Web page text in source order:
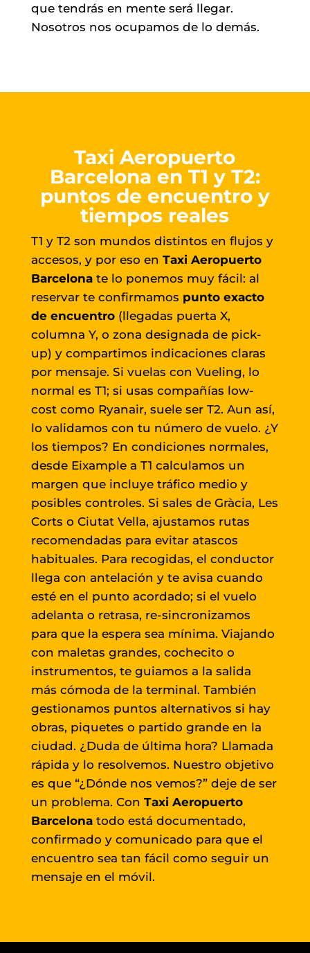
que tendrás en mente será llegar.
Nosotros nos ocupamos de lo demás.
Taxi Aeropuerto
Barcelona en T1 y T2:
puntos de encuentro y
tiempos reales
T1 y T2 son mundos distintos en flujos y
accesos, y por eso en Taxi Aeropuerto
Barcelonate lo ponemos muy fácil: al
reservar te confirmamos punto exacto
de encuentro(llegadas puerta X,
columna Y, o zona designada de pick-
up) y compartimos indicaciones claras
por mensaje. Si vuelas con Vueling, lo
normal es T1; si usas compañías low-
cost como Ryanair, suele ser T2. Aun así,
lo validamos con tu número de vuelo. ¿Y
los tiempos? En condiciones normales,
desde Eixample a T1 calculamos un
margen que incluye tráfico medio y
posibles controles. Si sales de Gràcia, Les
Corts o Ciutat Vella, ajustamos rutas
recomendadas para evitar atascos
habituales. Para recogidas, el conductor
llega con antelación y te avisa cuando
esté en el punto acordado; si el vuelo
adelanta o retrasa, re-sincronizamos
para que la espera sea mínima. Viajando
con maletas grandes, cochecito o
instrumentos, te guiamos a la salida
más cómoda de la terminal. También
gestionamos puntos alternativos si hay
obras, piquetes o partido grande en la
ciudad. ¿Duda de última hora? Llamada
rápida y lo resolvemos. Nuestro objetivo
es que “¿Dónde nos vemos?” deje de ser
un problema. Con Taxi Aeropuerto
Barcelonatodo está documentado,
confirmado y comunicado para que el
encuentro sea tan fácil como seguir un
mensaje en el móvil.